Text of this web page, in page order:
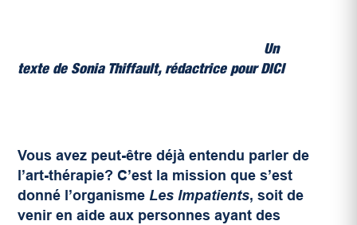
Un
texte de Sonia Thiffault,rédactrice pour DICI
Vous avez peut-être déjà entendu parler de
l’art-thérapie?C’est la mission que s’est
donné l’organisme Les Impatients, soit de
venir en aide aux personnes ayant des